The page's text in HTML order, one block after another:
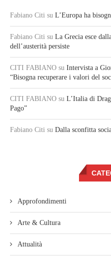
Fabiano Citi su L’Europa ha
Fabiano Citi su La Grecia esce
dell’austerità persiste
CITI FABIANO su Intervista a
“Bisogna recuperare i valori del
CITI FABIANO su L’Italia di
Pago”
Fabiano Citi su Dalla sconfitta
Approfondimenti
Arte & Cultura
Attualità